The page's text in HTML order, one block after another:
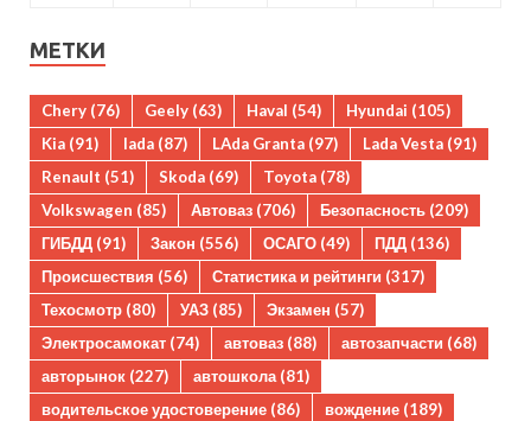
МЕТКИ
Chery (76) Geely (63) Haval (54) Hyundai (105)
Kia (91) lada (87) LAda Granta (97) Lada Vesta (91)
Renault (51) Skoda (69) Toyota (78)
Volkswagen (85) Автоваз (706) Безопасность (209)
ГИБДД (91) Закон (556) ОСАГО (49) ПДД (136)
Происшествия (56) Статистика и рейтинги (317)
Техосмотр (80) УАЗ (85) Экзамен (57)
Электросамокат (74) автоваз (88) автозапчасти (68)
авторынок (227) автошкола (81)
водительское удостоверение (86) вождение (189)